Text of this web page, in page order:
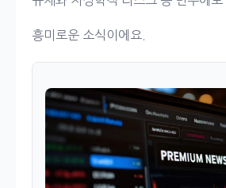
흥미로운 소식이에요.